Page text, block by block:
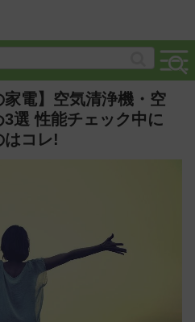
家電】空気清浄機・空
選 性能チェック中に
はコレ!